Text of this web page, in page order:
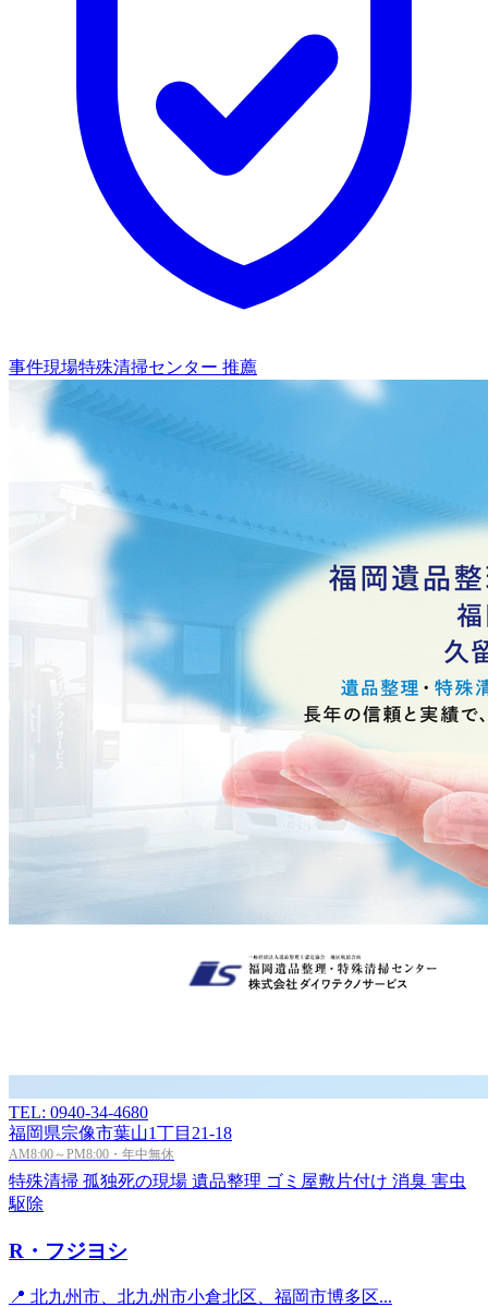
事件現場特殊清掃センター 推薦
TEL: 0940-34-4680
福岡県宗像市葉山1丁目21-18
AM8:00～PM8:00・年中無休
特殊清掃 孤独死の現場 遺品整理 ゴミ屋敷片付け 消臭 害虫
駆除
R・フジヨシ
📍 北九州市、北九州市小倉北区、福岡市博多区...